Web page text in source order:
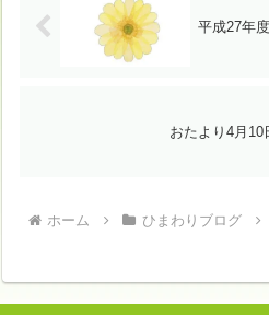
平成27年
おたより4月10
ホーム ひまわりブログ